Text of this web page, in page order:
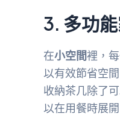
3. 多功
在小空間裡，
以有效節省空
收納茶几除了
以在用餐時展